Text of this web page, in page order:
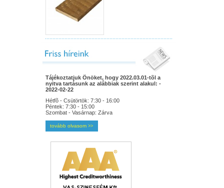
Tájékoztatjuk Önöket, hogy 2022.03.01-tõl a
nyitva tartásunk az alábbiak szerint alakul: -
2022-02-22
Hétfõ - Csütörtök: 7:30 - 16:00
Péntek: 7:30 - 15:00
Szombat - Vasárnap: Zárva
tovább olvasom >>